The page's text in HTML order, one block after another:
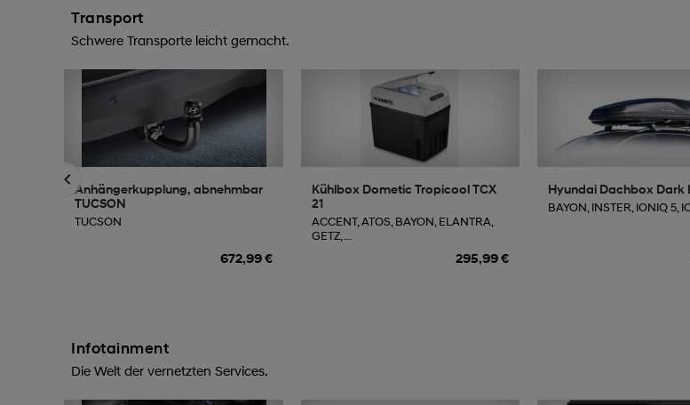
Transport
Schwere Transporte leicht gemacht.
Anhängerkupplung, abnehmbar
TUCSON
TUCSON
672,99 €
Kühlbox Dometic Tropicool TCX
21
ACCENT, ATOS, BAYON, ELANTRA,
GETZ, ...
295,99 €
Hyundai Dachbox Dark
BAYON, INSTER, IONIQ 5,
Infotainment
Die Welt der vernetzten Services.